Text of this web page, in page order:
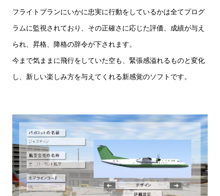
フライトプランにいかに忠実に行動をしているかは全てプログ
ラムに監視されており、その正確さに応じた評価、成績が与え
られ、昇格、降格の辞令が下されます。
今まで気ままに飛行をしていた空も、緊張感溢れるものと変化
し、新しい楽しみ方を与えてくれる新感覚のソフトです。